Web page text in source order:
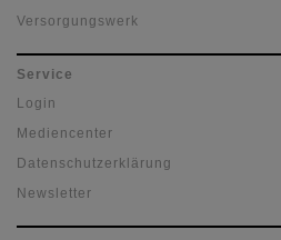
Versorgungswerk
Service
Login
Mediencenter
Datenschutzerklärung
Newsletter